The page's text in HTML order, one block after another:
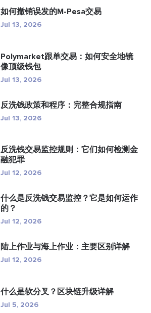
如何撤销误发的M-Pesa交易
Jul 13, 2026
Polymarket跟单交易：如何安全地镜
像顶级钱包
Jul 13, 2026
反洗钱政策和程序：完整合规指南
Jul 13, 2026
反洗钱交易监控规则：它们如何检测金
融犯罪
Jul 12, 2026
什么是反洗钱交易监控？它是如何运作
的？
Jul 12, 2026
陆上作业与海上作业：主要区别详解
Jul 12, 2026
什么是软分叉？区块链升级详解
Jul 5, 2026